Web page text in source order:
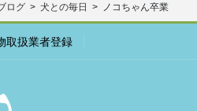
ログ 犬との毎日 ノコちゃん卒業
取扱業者登録